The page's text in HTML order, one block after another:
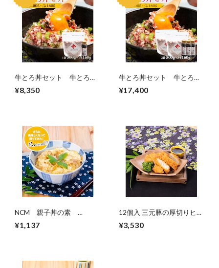
牛とろ丼セット 牛とろフ
レーク1袋＋牛とろ丼のた
れ1本【11880003】
¥8,350
牛とろ丼セット 牛とろフ
レーク2袋＋牛とろ丼のた
れ3本【11880004】
¥17,400
NCM 親子丼の素
【冷凍】
¥1,137
12個入 三元豚の厚切りヒレ
【冷凍】
¥3,530